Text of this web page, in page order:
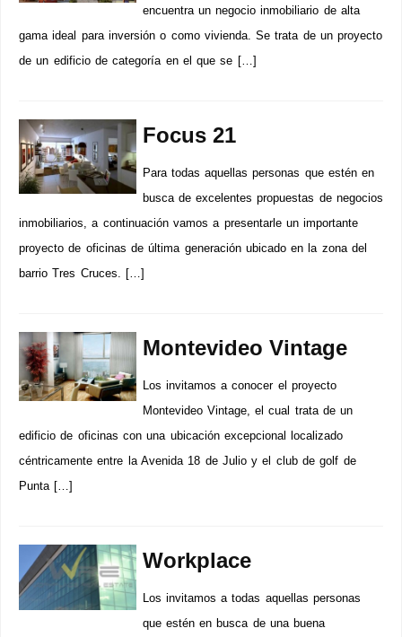
encuentra un negocio inmobiliario de alta
gama ideal para inversión o como vivienda. Se trata de un proyecto
de un edificio de categoría en el que se […]
Focus 21
Para todas aquellas personas que estén en
busca de excelentes propuestas de negocios
inmobiliarios, a continuación vamos a presentarle un importante
proyecto de oficinas de última generación ubicado en la zona del
barrio Tres Cruces. […]
Montevideo Vintage
Los invitamos a conocer el proyecto
Montevideo Vintage, el cual trata de un
edificio de oficinas con una ubicación excepcional localizado
céntricamente entre la Avenida 18 de Julio y el club de golf de
Punta […]
Workplace
Los invitamos a todas aquellas personas
que estén en busca de una buena